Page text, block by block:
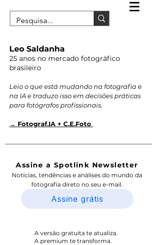
Leo Saldanha
25 anos no mercado fotográfico
brasileiro
Leio o que está mudando na fotografia e
na IA e traduzo isso em decisões práticas
para fotógrafos profissionais.
→ Fotograf.IA + C.E.Foto
Assine a Spotlink Newsletter
Notícias, tendências e análises do mundo da
fotografia direto no seu e-mail.
Assine grátis
A versão gratuita te atualiza.
A premium te transforma.